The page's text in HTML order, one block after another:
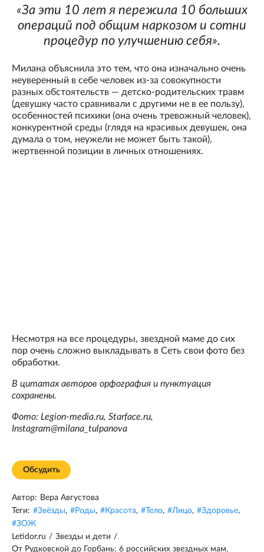
«За эти 10 лет я пережила 10 больших
операций под общим наркозом и сотни
процедур по улучшению себя».
Милана объяснила это тем, что она изначально очень
неуверенный в себе человек из-за совокупности
разных обстоятельств — детско-родительских травм
(девушку часто сравнивали с другими не в ее пользу),
особенностей психики (она очень тревожный человек),
конкурентной среды (глядя на красивых девушек, она
думала о том, неужели не может быть такой),
жертвенной позиции в личных отношениях.
Несмотря на все процедуры, звездной маме до сих
пор очень сложно выкладывать в Сеть свои фото без
обработки.
В цитатах авторов орфография и пунктуация
сохранены.
Фото: Legion-media.ru, Starface.ru,
Instagram@milana_tulpanova
Обсудить
Автор: Вера Августова
Теги: #Звёзды, #Роды, #Красота, #Тело, #Лицо, #Здоровье,
#ЗОЖ
Letidor.ru / Звезды и дети /
От Рудковской до Горбань: 6 российских звездных мам,